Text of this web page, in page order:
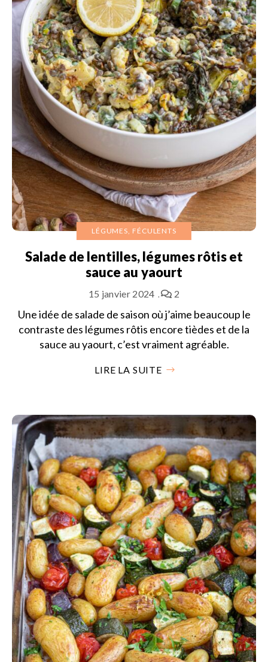
LÉGUMES, FÉCULENTS
Salade de lentilles, légumes rôtis et
sauce au yaourt
15 janvier 2024 2
Une idée de salade de saison où j’aime beaucoup le
contraste des légumes rôtis encore tièdes et de la
sauce au yaourt, c’est vraiment agréable.
LIRE LA SUITE